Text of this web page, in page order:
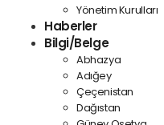
Yönetim Kurulları
Haberler
Bilgi/Belge
Abhazya
Adığey
Çeçenistan
Dağıstan